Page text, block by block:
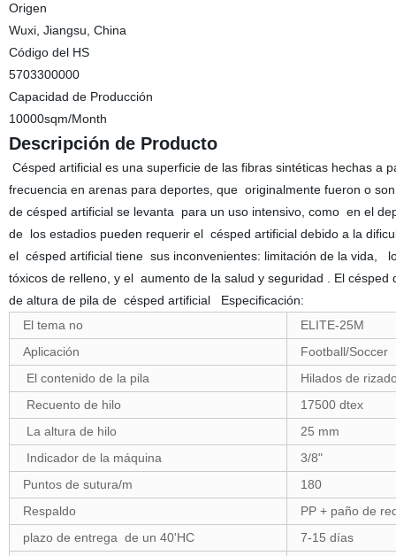
Origen
Wuxi, Jiangsu, China
Código del HS
5703300000
Capacidad de Producción
10000sqm/Month
Descripción de Producto
Césped artificial es una superficie de las fibras sintéticas hechas
frecuencia en arenas para deportes, que originalmente fueron o
de césped artificial se levanta para un uso intensivo, como en el
de los estadios pueden requerir el césped artificial debido a la
el césped artificial tiene sus inconvenientes: limitación de la vida,
tóxicos de relleno, y el aumento de la salud y seguridad . El
de altura de pila de césped artificial Especificación:
El tema no
ELITE-25M
Aplicación
Football/Soccer
El contenido de la pila
Hilados de
Recuento de hilo
17500 dtex
La altura de hilo
25 mm
Indicador de la máquina
3/8"
Puntos de sutura/m
180
Respaldo
PP + paño de
plazo de entrega de un 40'HC
7-15 días